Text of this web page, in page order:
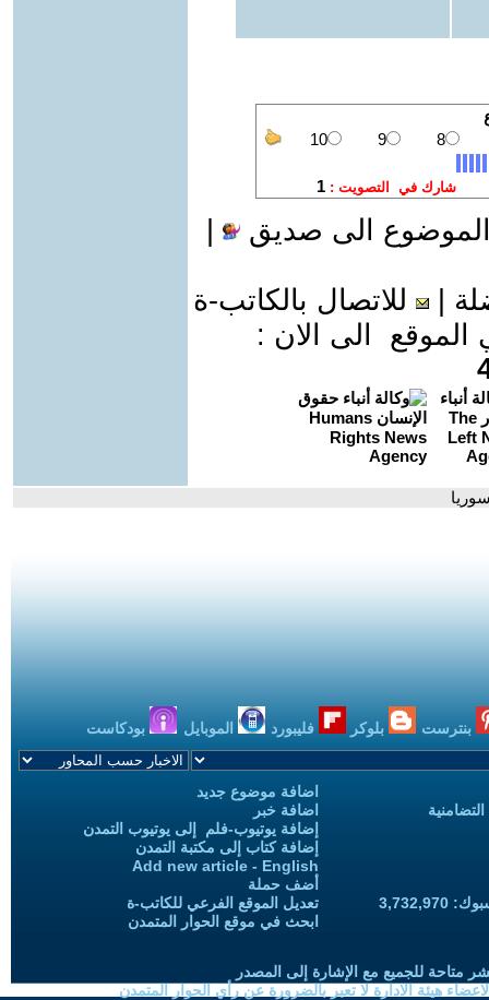
الى صديق
للاتصال بالكاتب-ة
الى الان :
بنترست بلوكر فليبورد الموبايل بودكاست
اضافة موضوع جديد
اضافة خبر
إضافة يوتيوب-فلم إلى يوتيوب التمدن
إضافة كتاب إلى مكتبة التمدن
Add new article - English
أضف حملة
تعديل الموقع الفرعي للكاتب-ة
ابحث في موقع الحوار المتمدن
متاحة للجميع مع الإشارة إلى المصدر
هيئة الادارة لا تعبر بالضرورة عن رأي الحوار المتمدن